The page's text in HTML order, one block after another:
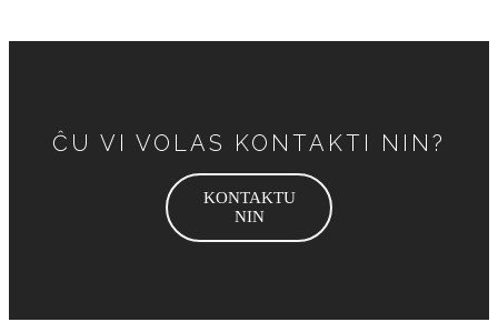
ĈU VI VOLAS KONTAKTI NIN?
KONTAKTU
NIN